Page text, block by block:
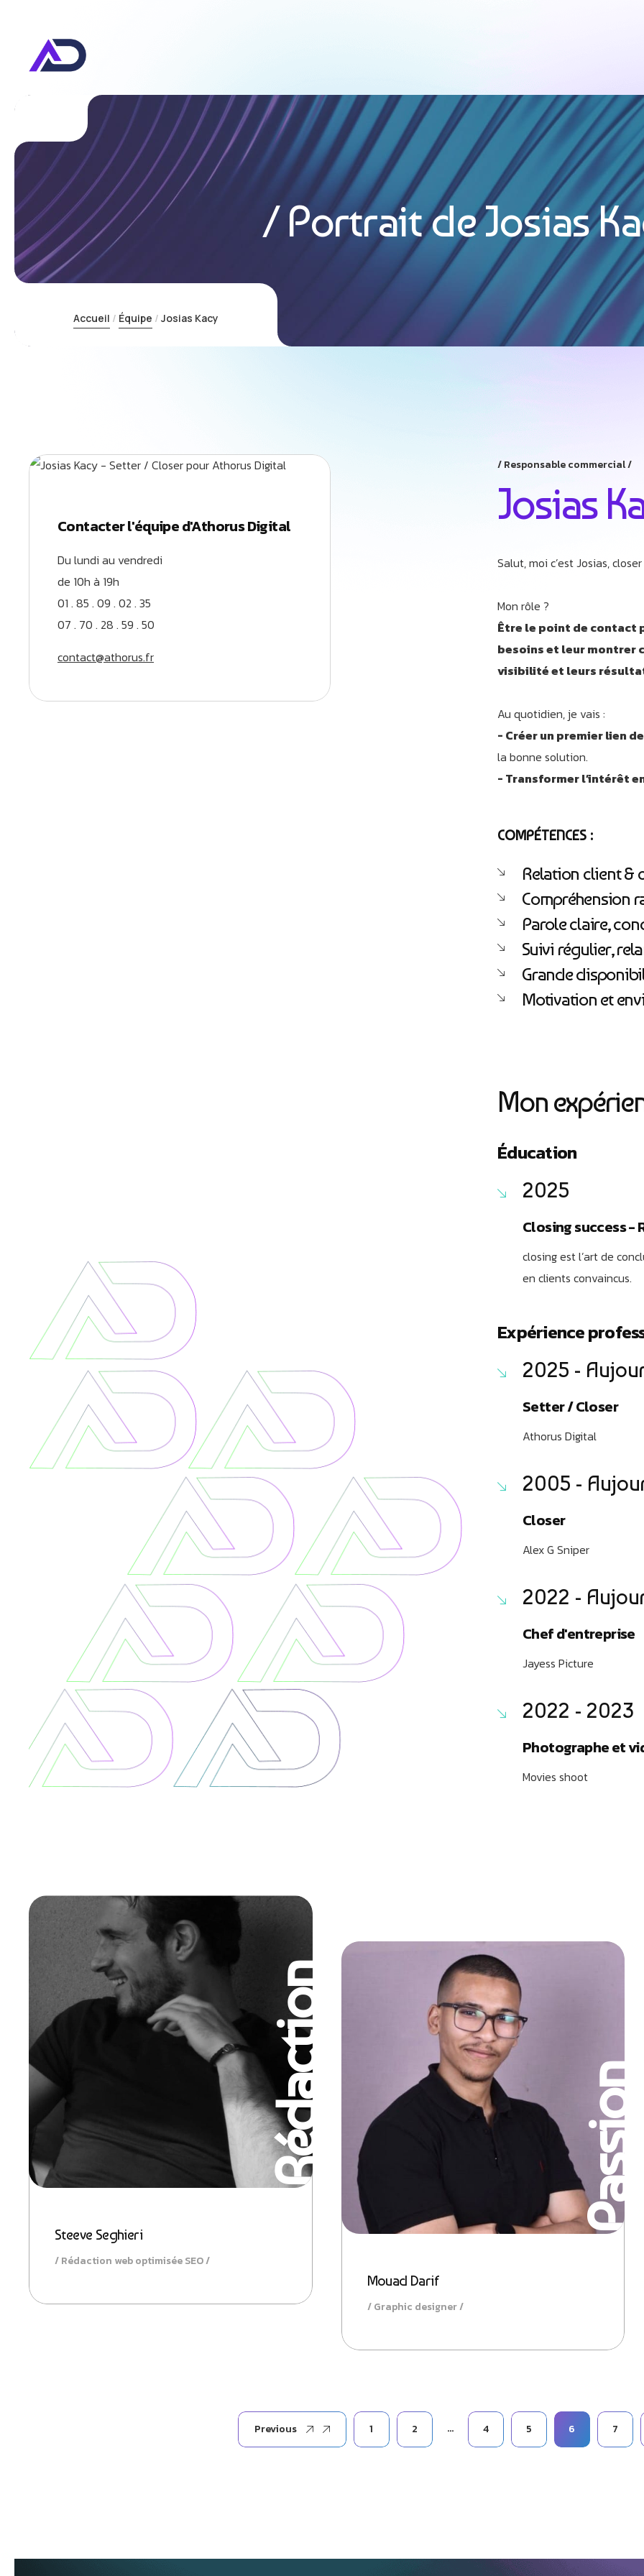
Portrait de Josias
Accueil Équipe Josias Kacy Conquête
Contacter l'équipe d'Athorus Digital
Du lundi au vendredi
de 10h à 19h
01 . 85 . 09 . 02 . 35
07 . 70 . 28 . 59 . 50
contact@athorus.fr
Responsable commercial
Josias
Salut, moi c’est Josias,
Mon rôle ?
Être le point de contact
besoins et leur montrer
visibilité et leurs
Au quotidien, je vais :
- Créer un premier lien
la bonne solution.
- Transformer l’intérêt
COMPÉTENCES :
Relation client &
Compréhension
Parole claire,
Suivi régulier,
Grande
Motivation et
Mon
Éducation
2025
Closing success -
closing est l’art de
en clients convaincus.
Expérience
2025 -
Setter / Closer
Athorus Digital
2005 -
Closer
Alex G Sniper
2022 -
Chef d'entreprise
Jayess Picture
2022 - 2023
Photographe et
Movies shoot
Rédaction
Steeve Seghieri
Rédaction web optimisée SEO
Passion
Mouad Darif
Graphic designer
Previous 1 2 … 4 5 6 7